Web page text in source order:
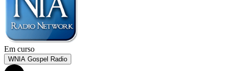
Em curso
WNIA Gospel Radio